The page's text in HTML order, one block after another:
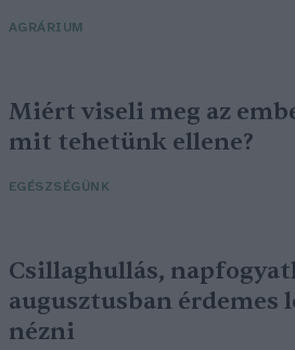
AGRÁRIUM
Miért viseli meg az
mit tehetünk ellene?
EGÉSZSÉGÜNK
Csillaghullás,
augusztusban érdemes
nézni